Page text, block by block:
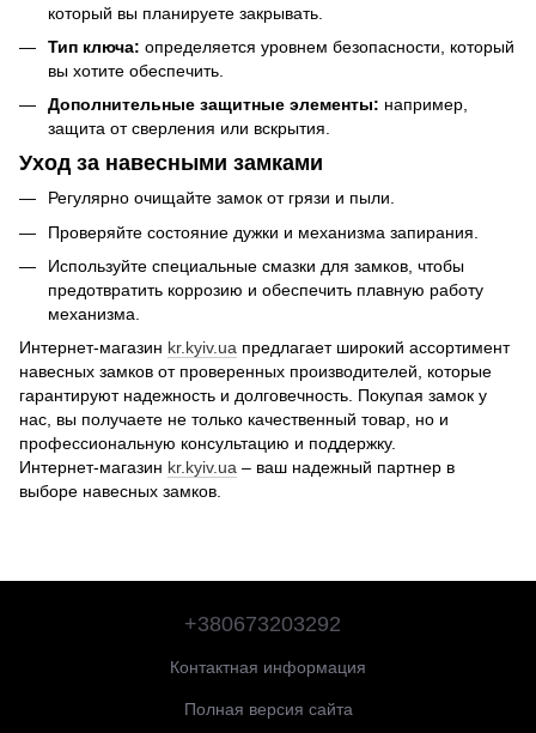
который вы планируете закрывать.
Тип ключа: определяется уровнем безопасности, который
вы хотите обеспечить.
Дополнительные защитные элементы: например,
защита от сверления или вскрытия.
Уход за навесными замками
Регулярно очищайте замок от грязи и пыли.
Проверяйте состояние дужки и механизма запирания.
Используйте специальные смазки для замков, чтобы
предотвратить коррозию и обеспечить плавную работу
механизма.
Интернет-магазин kr.kyiv.ua предлагает широкий ассортимент
навесных замков от проверенных производителей, которые
гарантируют надежность и долговечность. Покупая замок у
нас, вы получаете не только качественный товар, но и
профессиональную консультацию и поддержку.
Интернет-магазин kr.kyiv.ua – ваш надежный партнер в
выборе навесных замков.
+380673203292
Контактная информация
Полная версия сайта